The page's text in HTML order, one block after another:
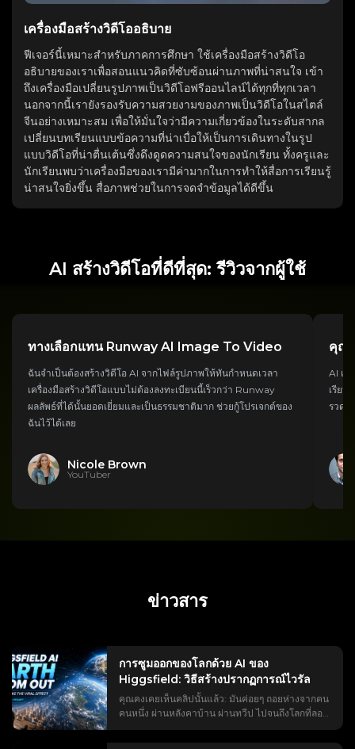
เครื่องมือสร้างวิดีโออธิบาย
ฟีเจอร์นี้เหมาะสำหรับภาคการศึกษา ใช้เครื่องมือสร้างวิดีโอ
อธิบายของเราเพื่อสอนแนวคิดที่ซับซ้อนผ่านภาพที่น่าสนใจ เข้า
ถึงเครื่องมือเปลี่ยนรูปภาพเป็นวิดีโอฟรีออนไลน์ได้ทุกที่ทุกเวลา
นอกจากนี้เรายังรองรับความสวยงามของภาพเป็นวิดีโอในสไตล์
จีนอย่างเหมาะสม เพื่อให้มั่นใจว่ามีความเกี่ยวข้องในระดับสากล
เปลี่ยนบทเรียนแบบข้อความที่น่าเบื่อให้เป็นการเดินทางในรูป
แบบวิดีโอที่น่าตื่นเต้นซึ่งดึงดูดความสนใจของนักเรียน ทั้งครูและ
นักเรียนพบว่าเครื่องมือของเรามีค่ามากในการทำให้สื่อการเรียนรู้
น่าสนใจยิ่งขึ้น สื่อภาพช่วยในการจดจำข้อมูลได้ดีขึ้น
AI สร้างวิดีโอที่ดีที่สุด: รีวิวจากผู้ใช้
ทางเลือกแทน Runway AI Image To Video
ฉันจำเป็นต้องสร้างวิดีโอ AI จากไฟล์รูปภาพให้ทันกำหนดเวลา
เครื่องมือสร้างวิดีโอแบบไม่ต้องลงทะเบียนนี้เร็วกว่า Runway
ผลลัพธ์ที่ได้นั้นยอดเยี่ยมและเป็นธรรมชาติมาก ช่วยกู้โปรเจกต์ของ
ฉันไว้ได้เลย
Nicole Brown
YouTuber
คุณ
AI เป
เรียน
รวดเ
ข่าวสาร
การซูมออกของโลกด้วย AI ของ
Higgsfield: วิธีสร้างปรากฏการณ์ไวรัล
คุณคงเคยเห็นคลิปนั้นแล้ว: มันค่อยๆ ถอยห่างจากคน
คนหนึ่ง ผ่านหลังคาบ้าน ผ่านทวีป ไปจนถึงโลกที่ลอย
อยู่ในอวกาศ เทรนด์ #EarthZoomOut มียอดวิว
มากกว่าพันล้านครั้ง และส่วนใหญ่สร้างขึ้นด้วย AI